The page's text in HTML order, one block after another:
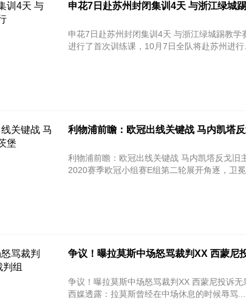
申花7日赴苏州封闭集训4天 与浙江绿城
申花7日赴苏州封闭集训4天 与浙江绿城踢教学赛_进行 北京时间10月3日消息，上
进行了首次训练课，10月7日全队将赴苏州进行...
利物浦前瞻：欧冠出线关键战 马内凯塔
利物浦前瞻：欧冠出线关键战 马内凯塔反戈旧主_萨尔茨堡 北京时间10月3
2020赛季欧冠小组赛E组第二轮展开角逐，卫冕
争议！曝拉莫斯中场怒骂裁判XX 西蒙尼
争议！曝拉莫斯中场怒骂裁判XX 西蒙尼投诉无果_裁判组 马德里同城德比从来
西媒透露：拉莫斯曾经在中场休息的时候辱骂...